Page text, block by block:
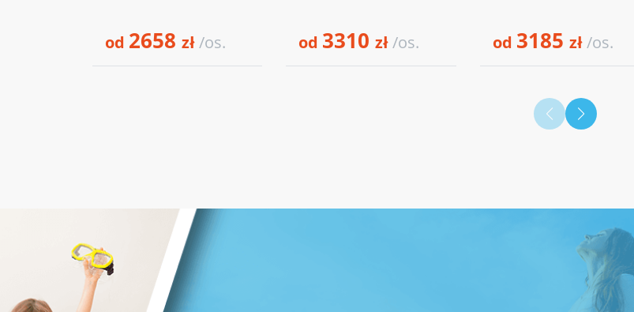
od 2658 zł/os. od 3310zł/os. od 3185 zł/os.